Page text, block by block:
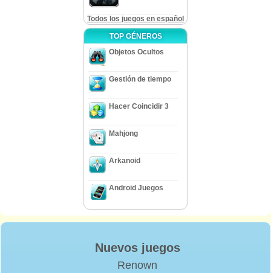
Todos los juegos en español
TOP GÉNEROS
Objetos Ocultos
Gestión de tiempo
Hacer Coincidir 3
Mahjong
Arkanoid
Android Juegos
Nuevos juegos
Renown